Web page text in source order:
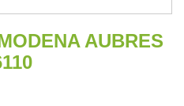
AUBRES